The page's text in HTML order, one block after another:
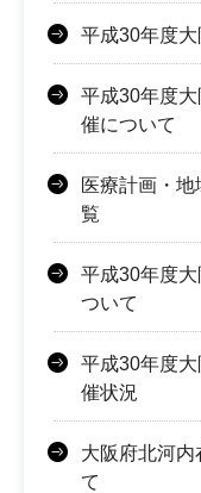
平成30年度
平成30年度
催について
医療計画・
覧
平成30年度
ついて
平成30年度
催状況
大阪府北河
て